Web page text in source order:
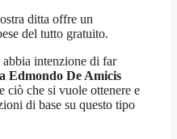
ditta offre un
del tutto gratuito.
intenzione di far
Edmondo De Amicis
ciò che si vuole ottenere e
di base su questo tipo